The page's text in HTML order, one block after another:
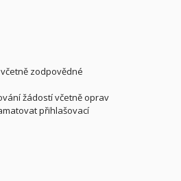
zodpovědné
žádostí včetně oprav
přihlašovací